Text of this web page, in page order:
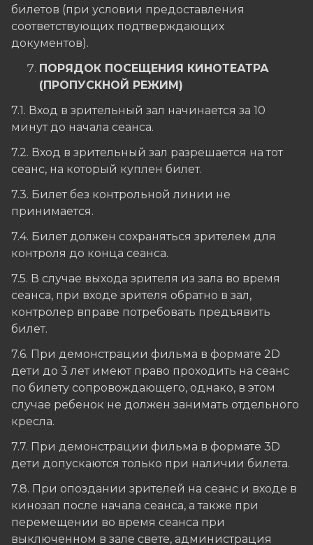
билетов (при условии предоставления
соответствующих подтверждающих
документов).
ПОРЯДОК ПОСЕЩЕНИЯ КИНОТЕАТРА
(ПРОПУСКНОЙ РЕЖИМ)
7.1. Вход в зрительный зал начинается за 10
минут до начала сеанса.
7.2. Вход в зрительный зал разрешается на тот
сеанс, на который куплен билет.
7.3. Билет без контрольной линии не
принимается.
7.4. Билет должен сохраняться зрителем для
контроля до конца сеанса.
7.5. В случае выхода зрителя из зала во время
сеанса, при входе зрителя обратно в зал,
контролер вправе потребовать предъявить
билет.
7.6. При демонстрации фильма в формате 2D
дети до 3 лет имеют право проходить на сеанс
по билету сопровождающего, однако, в этом
случае ребенок не должен занимать отдельного
кресла.
7.7. При демонстрации фильма в формате 3D
дети допускаются только при наличии билета.
7.8. При опоздании зрителей на сеанс и входе в
кинозал после начала сеанса, а также при
перемещении во время сеанса при
выключенном в зале свете, администрация